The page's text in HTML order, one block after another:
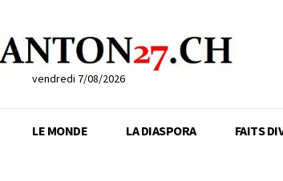
vendredi 7/08/2026
LE MONDE LA DIASPORA FAITS